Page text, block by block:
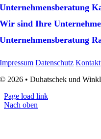
Unternehmens­beratung
Wir sind Ihre
Unternehmens­beratung
Impressum Datenschutz Kontakt
© 2026 • Duhatschek und
Page load link
Nach oben